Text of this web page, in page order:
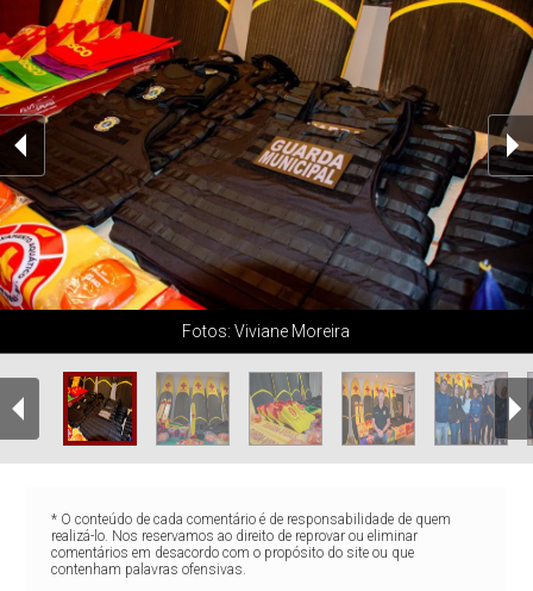
Fotos: Viviane Moreira
* O conteúdo de cada comentário é de responsabilidade de quem
realizá-lo. Nos reservamos ao direito de reprovar ou eliminar
comentários em desacordo com o propósito do site ou que
contenham palavras ofensivas.